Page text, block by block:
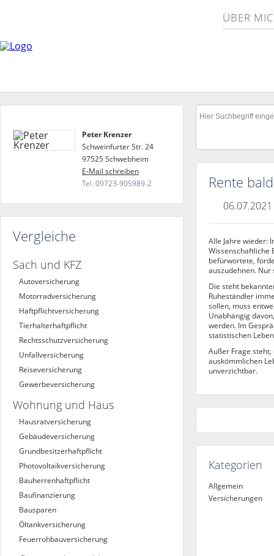
ÜBER
Peter Krenzer
Schweinfurter Str. 24
97525 Schwebheim
E-Mail schreiben
Tel. 09723-905989-2
Vergleiche
Sach und KFZ
Autoversicherung
Motorradversicherung
Haftpflichtversicherung
Tierhalterhaftpflicht
Rechtsschutzversicherung
Unfallversicherung
Reiseversicherung
Gewerbeversicherung
Wohnung und Haus
Hausratversicherung
Gebäudeversicherung
Grundbesitzerhaftpflicht
Photovoltaikversicherung
Bauherrenhaftpflicht
Baufinanzierung
Bausparen
Öltankversicherung
Feuerrohbauversicherung
Rente
06.07.2021
Alle Jahre wieder:
Wissenschaftliche
befürwortete,
auszudehnen.
Die steht
Ruheständler
sollen, muss
Unabhängig
werden. Im
statistischen
Außer Frage
auskömmlichen
unverzichtbar.
Kategorien
Allgemein
Versicherungen